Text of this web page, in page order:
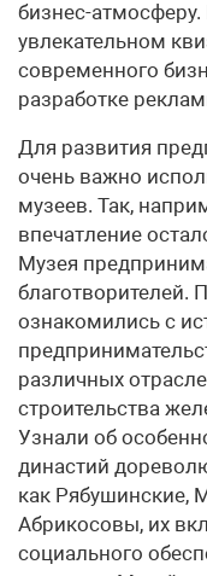
бизнес-
увлекательном
современного
разработке
Для развития
очень важно
музеев. Так,
впечатление
Музея
благотворителей.
ознакомились с
различных
строительства
Узнали об
династий
как
Абрикосовы, их
социального